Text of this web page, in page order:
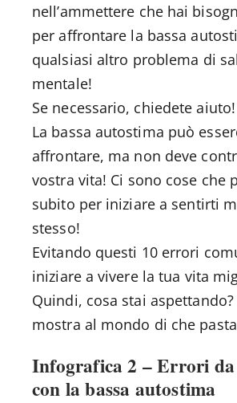
nell’ammettere che hai
per affrontare la bassa
qualsiasi altro problema di
mentale!
Se necessario, chiedete aiuto!
La bassa autostima può
affrontare, ma non deve
vostra vita! Ci sono cose che
subito per iniziare a sentirti
stesso!
Evitando questi 10 errori
iniziare a vivere la tua vita
Quindi, cosa stai
mostra al mondo di che
Infografica 2 – Errori
con la bassa autostima